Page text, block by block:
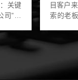
关键
”，
“深
指关
目客户来源介
索的老
的家政
的系统